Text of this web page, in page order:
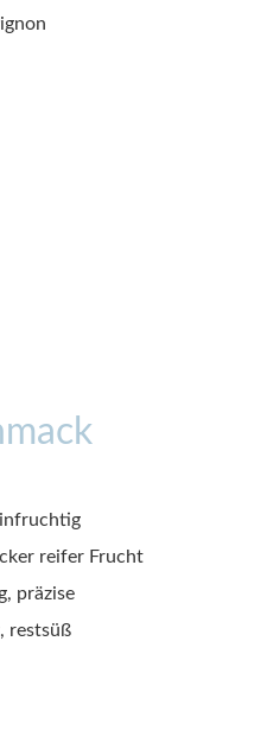
reifer Frucht
präzise
restsüß